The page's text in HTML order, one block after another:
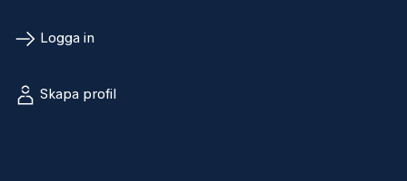
Logga in
Skapa profil